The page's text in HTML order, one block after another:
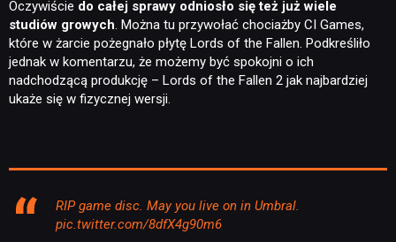
Oczywiście do całej sprawy odniosło się też już wiele
studiów growych. Można tu przywołać chociażby CI Games,
które w żarcie pożegnało płytę Lords of the Fallen. Podkreśliło
jednak w komentarzu, że możemy być spokojni o ich
nadchodzącą produkcję – Lords of the Fallen 2 jak najbardziej
ukaże się w fizycznej wersji.
RIP game disc. May you live on in Umbral.
pic.twitter.com/8dfX4g90m6